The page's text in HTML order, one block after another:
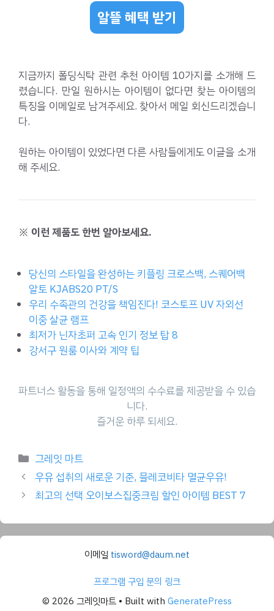
알뜰 혜택 받기
지금까지 폴딩식탁 관련 추천 아이템 10가지를 소개해 드
렸습니다. 만일 원하시는 아이템이 없다면 찾는 아이템의
특징을 이메일로 남겨주세요. 찾아서 메일 회신드리겠습니
다.
원하는 아이템이 있었다면 다른 사람들에게도 이글을 소개
해 주세요.
※ 이런 제품도 한번 알아보세요.
당신의 스타일을 완성하는 키플링 크로스백, 스퀘어백
알토 KJABS20 PT/S
우리 수족관의 건강을 책임진다! 코스토프 UV 자외선
이중 살균 램프
최저가 닌자초퍼 고속 인기 정보 탑 8
강서구 원룸 이사와 계약 팁
파트너스 활동을 통해 일정액의 수수료를 제공받을 수 있습
니다.
즐거운 하루 되세요.
Categories
그레잇 마트
우유 섭취의 새로운 기준, 믈레코비타 멸균우유!
최고의 선택 오이보스집중크림 할인 아이템 BEST 7
이메일 tisword@daum.net
프로그램 구입 문의 링크
© 2026 그레잇마트 • Built with GeneratePress